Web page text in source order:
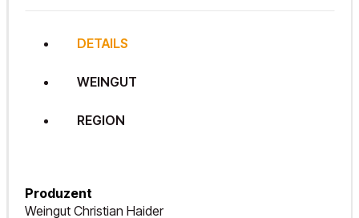
DETAILS
WEINGUT
REGION
Produzent
Weingut Christian Haider